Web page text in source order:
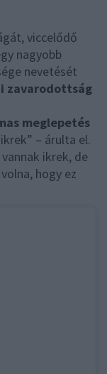
viccelődő
nagyobb
nevetését
zavarodottság
meglepetés
– árulta el.
ikrek, de
hogy ez